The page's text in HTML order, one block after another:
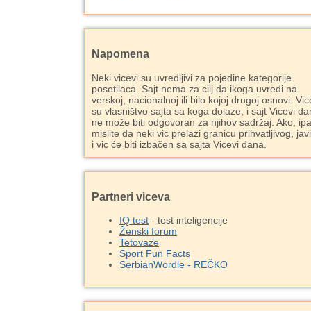
Napomena
Neki vicevi su uvredljivi za pojedine kategorije
posetilaca. Sajt nema za cilj da ikoga uvredi na
verskoj, nacionalnoj ili bilo kojoj drugoj osnovi.
su vlasništvo sajta sa koga dolaze, i sajt Vicevi
ne može biti odgovoran za njihov sadržaj. Ako,
mislite da neki vic prelazi granicu prihvatljivog,
i vic će biti izbačen sa sajta Vicevi dana.
Partneri viceva
IQ test - test inteligencije
Ženski forum
Tetovaze
Sport Fun Facts
SerbianWordle - REČKO